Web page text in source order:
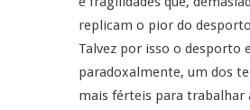
Exames Nacionais
replicam o pior do
Talvez por isso o desporto
paradoxalmente, um dos
mais férteis para trabalhar